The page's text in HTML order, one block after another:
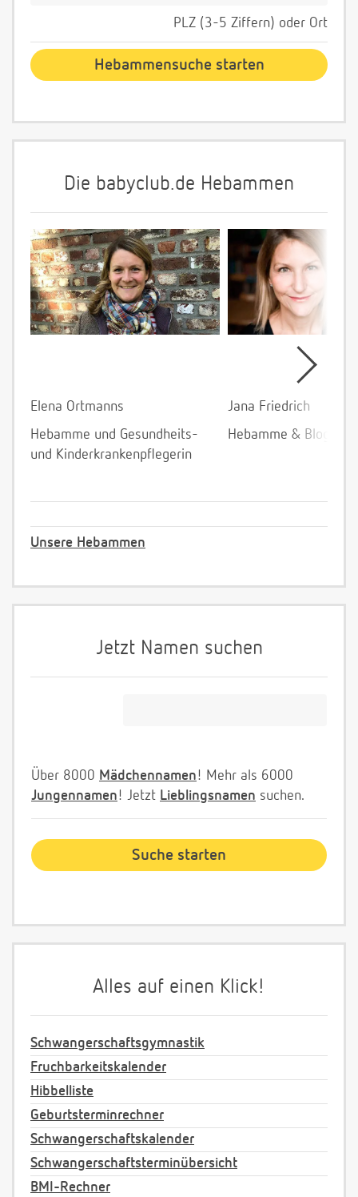
PLZ (3-5 Ziffern) oder Ort
Die babyclub.de Hebammen
Elena Ortmanns
Hebamme und Gesundheits-
und Kinderkrankenpflegerin
Jana Friedrich
Hebamme &
Unsere Hebammen
Jetzt Namen suchen
Über 8000 Mädchennamen! Mehr als 6000
Jungennamen! Jetzt Lieblingsnamen suchen.
Alles auf einen Klick!
Schwangerschaftsgymnastik
Fruchbarkeitskalender
Hibbelliste
Geburtsterminrechner
Schwangerschaftskalender
Schwangerschaftsterminübersicht
BMI-Rechner